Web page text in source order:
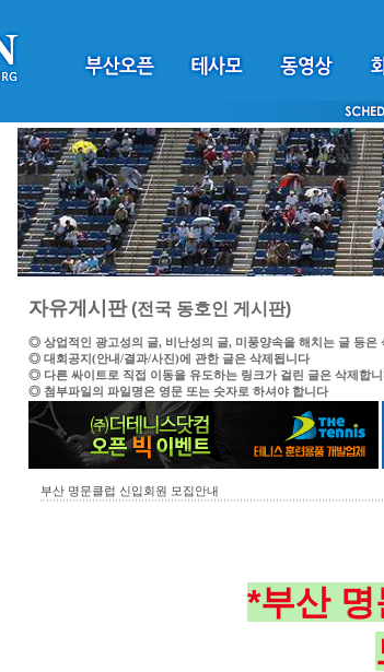
자유게시판(전국 동호인 게시판)
◎ 상업적인 광고성의 글, 비난성의 글, 미풍양속을 해치는 글 등은
◎ 대회공지(안내/결과/사진)에 관한 글은 삭제됩니다
◎ 다른 싸이트로 직접 이동을 유도하는 링크가 걸린 글은 삭제합
◎ 첨부파일의 파일명은 영문 또는 숫자로 하셔야 합니다
부산 명문클럽 신입회원 모집안내
*부산